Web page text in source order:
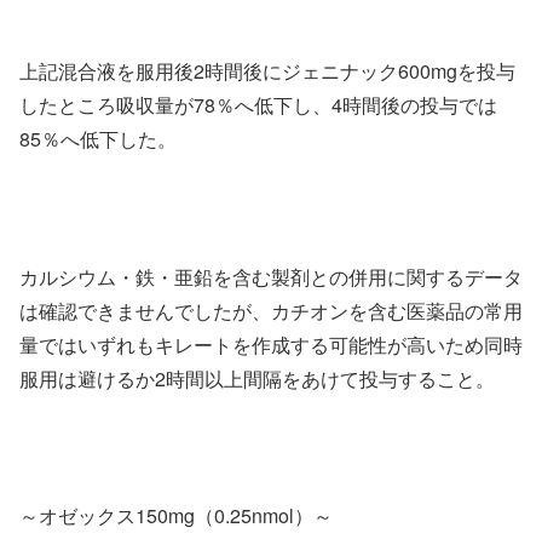
上記混合液を服用後2時間後にジェニナック600mgを投与
したところ吸収量が78％へ低下し、4時間後の投与では
85％へ低下した。
カルシウム・鉄・亜鉛を含む製剤との併用に関するデータ
は確認できませんでしたが、カチオンを含む医薬品の常用
量ではいずれもキレートを作成する可能性が高いため同時
服用は避けるか2時間以上間隔をあけて投与すること。
～オゼックス150mg（0.25nmol）～